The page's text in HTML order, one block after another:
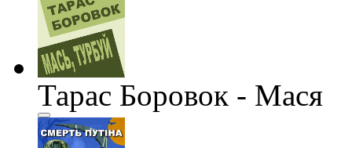
Тарас Боровок - Мася